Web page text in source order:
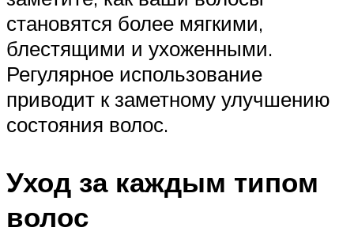
становятся более мягкими,
блестящими и ухоженными.
Регулярное использование
приводит к заметному улучшению
состояния волос.
Уход за каждым типом
волос